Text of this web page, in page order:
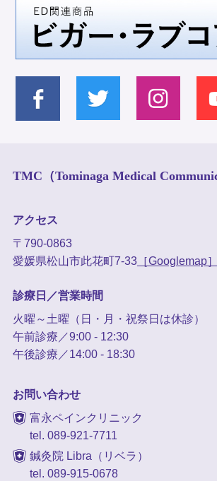
TMC（Tominaga Medical
アクセス
〒790-0863
愛媛県松山市此花町7-33［Googlemap］
診療日／営業時間
火曜～土曜（日・月・祝祭日は休診）
午前診療／9:00 - 12:30
午後診療／14:00 - 18:30
お問い合わせ
富永ペインクリニック
tel. 089-921-7711
鍼灸院 Libra（リベラ）
tel. 089-915-0678